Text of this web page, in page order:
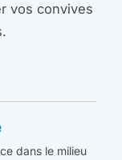
vos convives
dans le milieu